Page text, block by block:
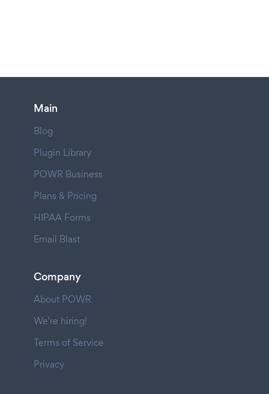
Main
Blog
Plugin Library
POWR Business
Plans & Pricing
HIPAA Forms
Email Blast
Company
About POWR
We're hiring!
Terms of Service
Privacy